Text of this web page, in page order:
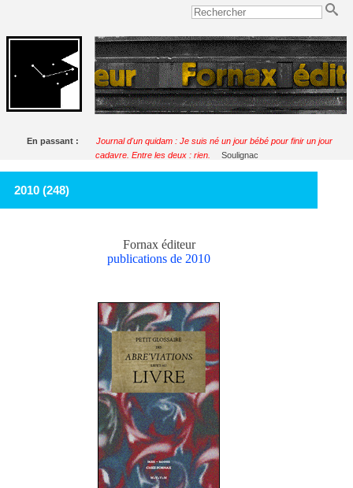
En passant :
Journal d'un quidam : Je suis né un jour bébé pour finir un jour
cadavre. Entre les deux : rien.
Soulignac
2010 (248)
Fornax éditeur
publications de 2010